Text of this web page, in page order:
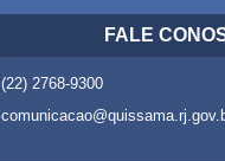
FALE
(22) 2768-9300